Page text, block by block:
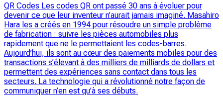
QR Codes Les codes QR ont passé 30 ans à évoluer pour
devenir ce que leur inventeur n’aurait jamais imaginé. Masahiro
Hara les a créés en 1994 pour résoudre un simple problème
de fabrication : suivre les pièces automobiles plus
rapidement que ne le permettaient les codes-barres.
Aujourd’hui, ils sont au cœur des paiements mobiles pour des
transactions s’élevant à des milliers de milliards de dollars et
permettent des expériences sans contact dans tous les
secteurs. La technologie qui a révolutionné notre façon de
communiquer n’en est qu’à ses débuts.